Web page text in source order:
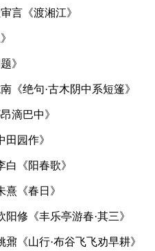
言《渡湘江》
》
绝句·古木阴中系短篷》
滴巴中》
园作》
《阳春歌》
《春日》
修《丰乐亭游春·其三》
《山行·布谷飞飞劝早耕》